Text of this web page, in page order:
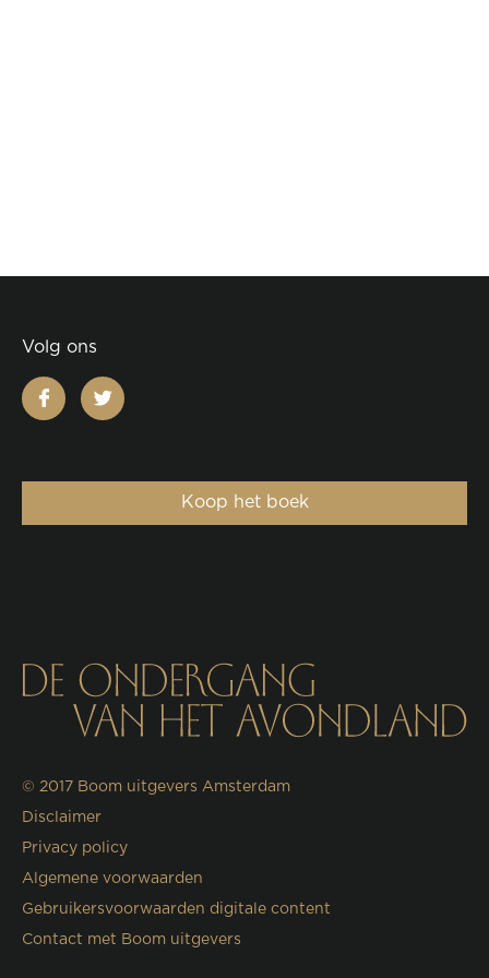
Volg ons
facebooktwitter
Koop het boek
© 2017 Boom uitgevers Amsterdam
Disclaimer
Privacy policy
Algemene voorwaarden
Gebruikersvoorwaarden digitale content
Contact met Boom uitgevers